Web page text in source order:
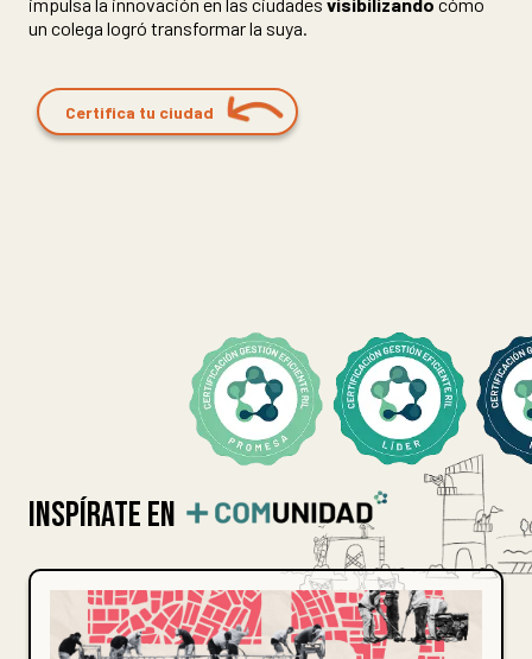
un colega logró transformar la suya.
Certifica tu ciudad
INSPÍRATE EN